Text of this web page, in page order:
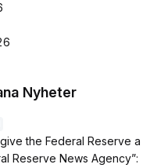
Nyheter
the Federal Reserve a
Reserve News Agency”: